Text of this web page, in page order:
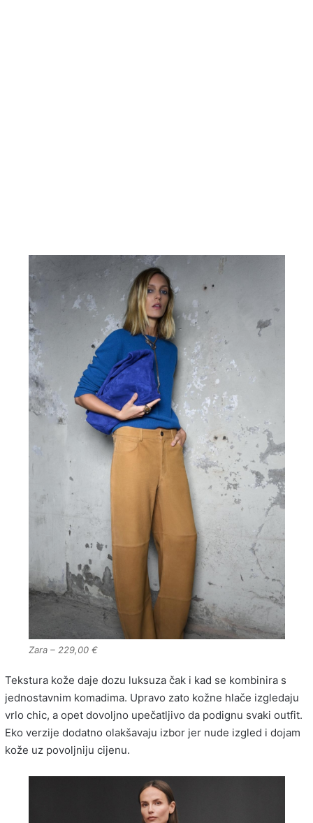
Zara – 229,00 €
Tekstura kože daje dozu luksuza čak i kad se kombinira s
jednostavnim komadima. Upravo zato kožne hlače izgledaju
vrlo chic, a opet dovoljno upečatljivo da podignu svaki outfit.
Eko verzije dodatno olakšavaju izbor jer nude izgled i dojam
kože uz povoljniju cijenu.